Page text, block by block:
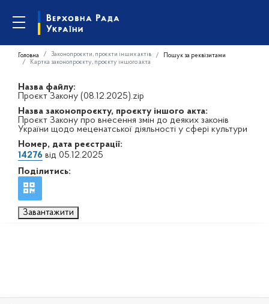
Головна Законопроєкти, проєкти інших актів
Пошук за реквізитами
Картка законопроєкту, проєкту іншого акта
Назва файлу:
Проєкт Закону (08.12.2025).zip
Назва законопроєкту, проєкту іншого акта:
Проєкт Закону про внесення змін до деяких законів
України щодо меценатської діяльності у сфері культури
Номер, дата реєстрації:
14276 від 05.12.2025
Поділитись:
Завантажити